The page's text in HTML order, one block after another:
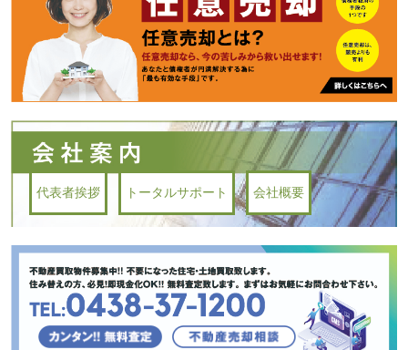
代表者挨拶 トータルサポート 会社概要